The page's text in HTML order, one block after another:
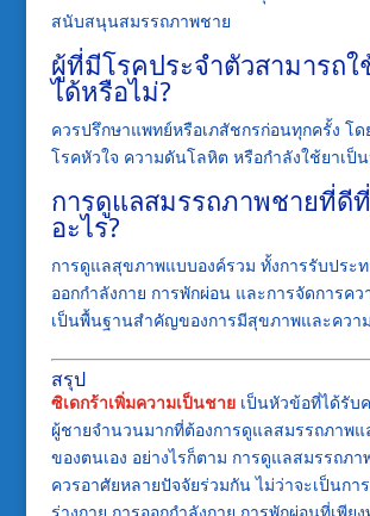
สนับสนุนสมรรถภาพชาย
ผู้ที่มีโรคประจำตัวสามารถใ
ได้หรือไม่?
ควรปรึกษาแพทย์หรือเภสัชกรก่อนทุกครั้ง โด
โรคหัวใจ ความดันโลหิต หรือกำลังใช้ยาเป็
การดูแลสมรรถภาพชายที่ดี
อะไร?
การดูแลสุขภาพแบบองค์รวม ทั้งการรับประ
ออกกำลังกาย การพักผ่อน และการจัดการคว
เป็นพื้นฐานสำคัญของการมีสุขภาพและควา
สรุป
ซิเดกร้าเพิ่มความเป็นชายเป็นหัวข้อที่ได้รับ
ผู้ชายจำนวนมากที่ต้องการดูแลสมรรถภาพ
ของตนเอง อย่างไรก็ตาม การดูแลสมรรถภ
ควรอาศัยหลายปัจจัยร่วมกัน ไม่ว่าจะเป็นก